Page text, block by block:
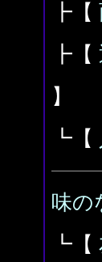
┣【
┣【
】
┗【
味の
┗【